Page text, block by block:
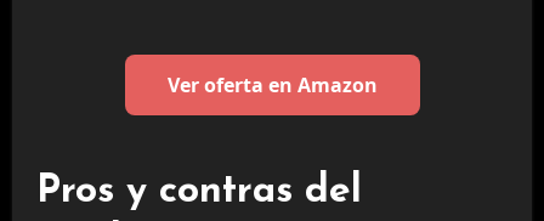
Ver oferta en Amazon
Pros y contras del